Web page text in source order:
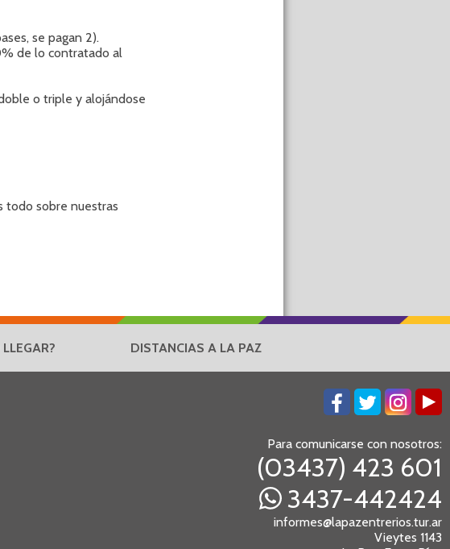
se pagan 2).
de lo contratado al
o triple y alojándose
todo sobre nuestras
DISTANCIAS A LA PAZ
Para comunicarse con nosotros:
(03437) 423 601
3437-442424
informes@lapazentrerios.tur.ar
Vieytes 1143